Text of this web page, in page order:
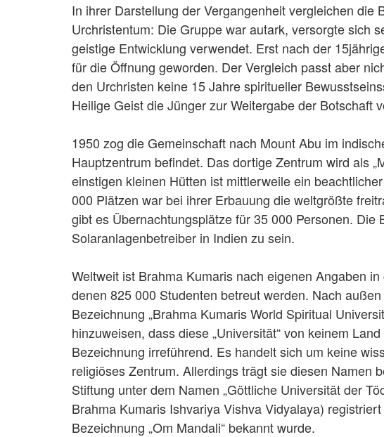
In ihrer Darstellung der Vergangenheit vergleichen die
Urchristentum: Die Gruppe war autark, versorgte sich
geistige Entwicklung verwendet. Erst nach der
für die Öffnung geworden. Der Vergleich passt aber
den Urchristen keine 15 Jahre spiritueller
Heilige Geist die Jünger zur Weitergabe der Botschaft
1950 zog die Gemeinschaft nach Mount Abu im
Hauptzentrum befindet. Das dortige Zentrum wird als
einstigen kleinen Hütten ist mittlerweile ein
000 Plätzen war bei ihrer Erbauung die weltgrößte
gibt es Übernachtungsplätze für 35 000 Personen.
Solaranlagenbetreiber in Indien zu sein.
Weltweit ist Brahma Kumaris nach eigenen Angaben
denen 825 000 Studenten betreut werden. Nach
Bezeichnung „Brahma Kumaris World Spiritual
hinzuweisen, dass diese „Universität“ von keinem
Bezeichnung irreführend. Es handelt sich um keine
religiöses Zentrum. Allerdings trägt sie diesen Namen
Stiftung unter dem Namen „Göttliche Universität der
Brahma Kumaris Ishvariya Vishva Vidyalaya)
Bezeichnung „Om Mandali“ bekannt wurde.